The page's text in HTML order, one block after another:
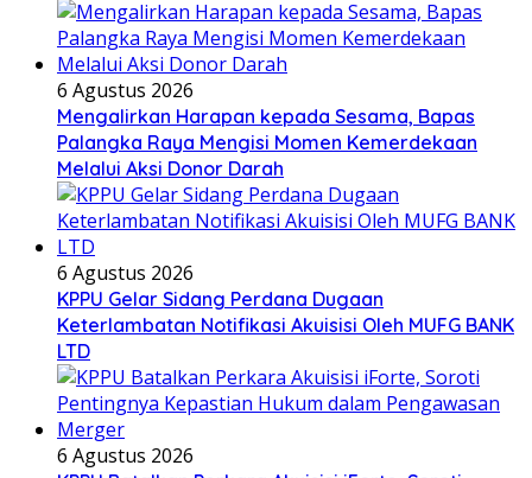
6 Agustus 2026
Mengalirkan Harapan kepada Sesama, Bapas
Palangka Raya Mengisi Momen Kemerdekaan
Melalui Aksi Donor Darah
6 Agustus 2026
KPPU Gelar Sidang Perdana Dugaan
Keterlambatan Notifikasi Akuisisi Oleh MUFG BANK
LTD
6 Agustus 2026